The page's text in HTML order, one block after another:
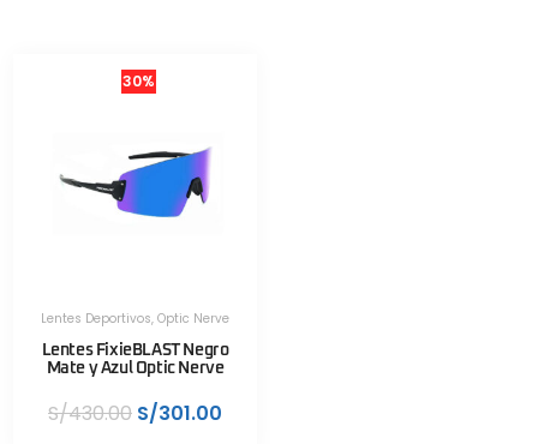
30%
Lentes Deportivos, Optic Nerve
Lentes FixieBLAST Negro
Mate y Azul Optic Nerve
S/430.00 S/301.00